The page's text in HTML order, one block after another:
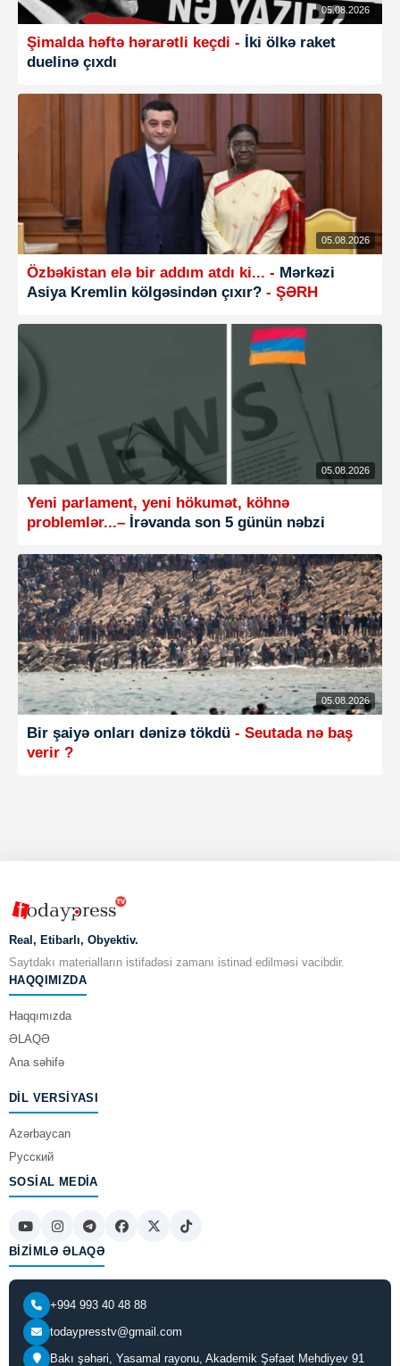
05.08.2026
Şimalda həftə hərarətli keçdi - İki ölkə raket
duelinə çıxdı
05.08.2026
Özbəkistan elə bir addım atdı ki... - Mərkəzi
Asiya Kremlin kölgəsindən çıxır? - ŞƏRH
05.08.2026
Yeni parlament, yeni hökumət, köhnə
problemlər...– İrəvanda son 5 günün nəbzi
05.08.2026
Bir şaiyə onları dənizə tökdü - Seutada nə baş
verir ?
Real, Etibarlı, Obyektiv.
Saytdakı materialların istifadəsi zamanı istinad edilməsi vacibdir.
HAQQIMIZDA
Haqqımızda
ƏLAQƏ
Ana səhifə
DIL VERSIYASI
Azərbaycan
Русский
SOSIAL MEDIA
BIZIMLƏ ƏLAQƏ
+994 993 40 48 88
todaypresstv@gmail.com
Bakı şəhəri, Yasamal rayonu, Akademik Şəfaət Mehdiyev 91